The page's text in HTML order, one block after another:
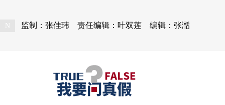
N 监制：张佳玮 责任编辑：叶双莲 编辑：张湉